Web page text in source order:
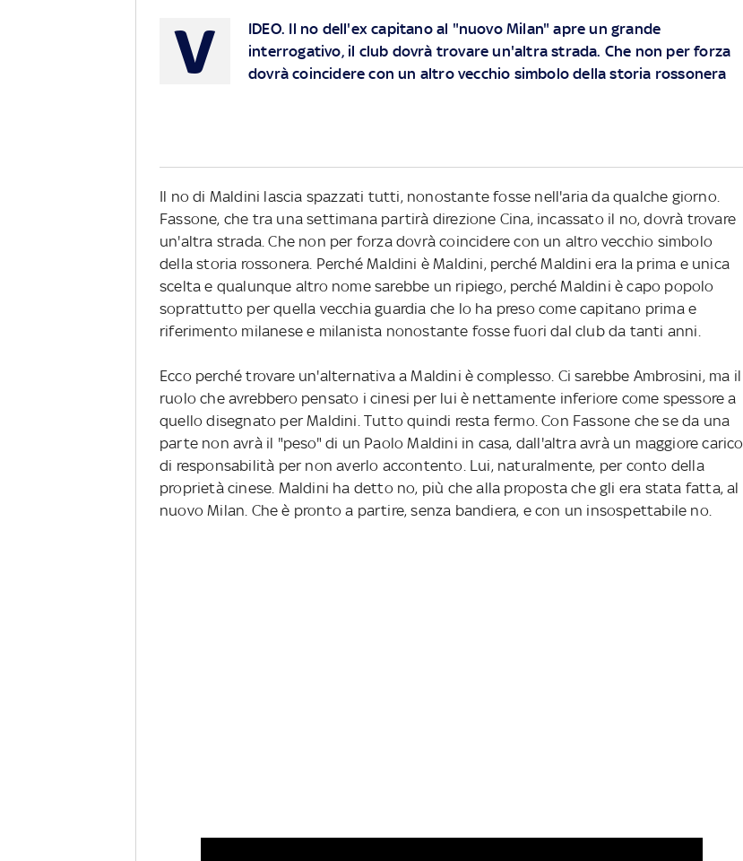
V IDEO. Il no dell'ex capitano al "nuovo Milan" apre un grande
interrogativo, il club dovrà trovare un'altra strada. Che non per forza
dovrà coincidere con un altro vecchio simbolo della storia rossonera
Il no di Maldini lascia spazzati tutti, nonostante fosse nell'aria da qualche giorno.
Fassone, che tra una settimana partirà direzione Cina, incassato il no, dovrà trovare
un'altra strada. Che non per forza dovrà coincidere con un altro vecchio simbolo
della storia rossonera. Perché Maldini è Maldini, perché Maldini era la prima e unica
scelta e qualunque altro nome sarebbe un ripiego, perché Maldini è capo popolo
soprattutto per quella vecchia guardia che lo ha preso come capitano prima e
riferimento milanese e milanista nonostante fosse fuori dal club da tanti anni.
Ecco perché trovare un'alternativa a Maldini è complesso. Ci sarebbe Ambrosini, ma il
ruolo che avrebbero pensato i cinesi per lui è nettamente inferiore come spessore a
quello disegnato per Maldini. Tutto quindi resta fermo. Con Fassone che se da una
parte non avrà il "peso" di un Paolo Maldini in casa, dall'altra avrà un maggiore carico
di responsabilità per non averlo accontento. Lui, naturalmente, per conto della
proprietà cinese. Maldini ha detto no, più che alla proposta che gli era stata fatta, al
nuovo Milan. Che è pronto a partire, senza bandiera, e con un insospettabile no.